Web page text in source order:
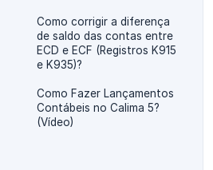
Como corrigir a diferença
de saldo das contas entre
ECD e ECF (Registros K915
e K935)?
Como Fazer Lançamentos
Contábeis no Calima 5?
(Vídeo)